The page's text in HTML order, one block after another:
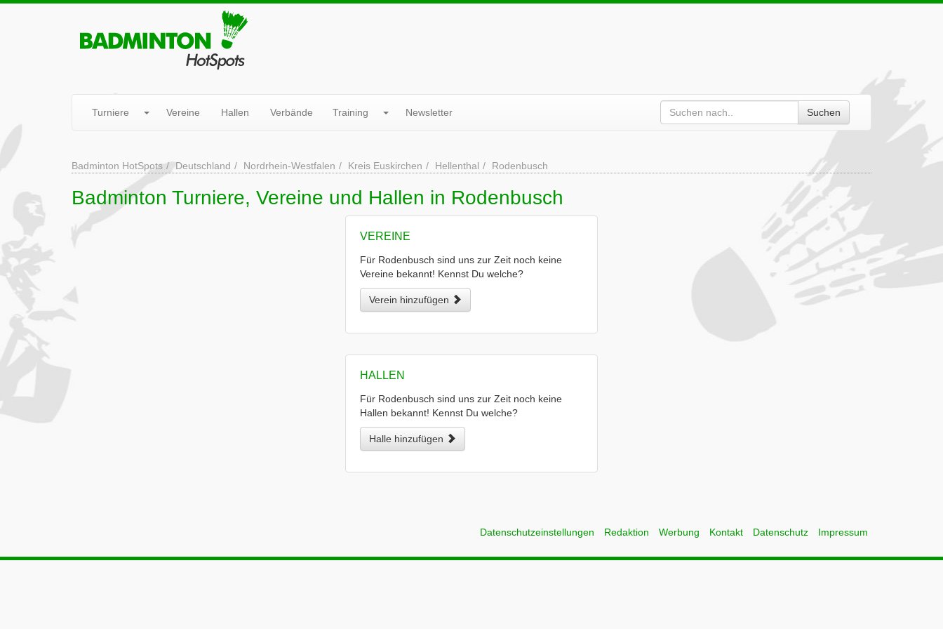
Turniere Vereine Hallen Verbände Training Newsletter Suchen
Badminton HotSpots Deutschland Nordrhein-Westfalen Kreis Euskirchen Hellenthal Rodenbusch
Badminton Turniere, Vereine und Hallen in Rodenbusch
VEREINE
Für Rodenbusch sind uns zur Zeit noch keine
Vereine bekannt! Kennst Du welche?
Verein hinzufügen
HALLEN
Für Rodenbusch sind uns zur Zeit noch keine
Hallen bekannt! Kennst Du welche?
Halle hinzufügen
Datenschutzeinstellungen Redaktion Werbung Kontakt Datenschutz Impressum